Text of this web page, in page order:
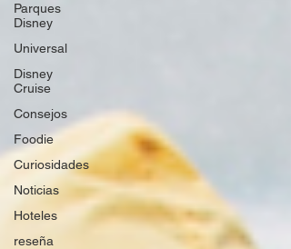
Parques
Disney
Universal
Disney
Cruise
Consejos
Foodie
Curiosidades
Noticias
Hoteles
reseña